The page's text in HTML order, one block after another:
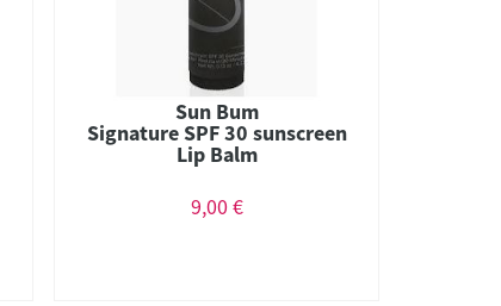
Sun Bum
Signature SPF 30 sunscreen
Lip Balm
9,00 €